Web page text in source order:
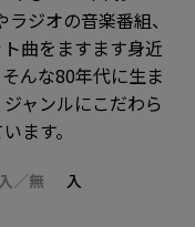
ジオの音楽番組、
曲をますます身近
んな80年代に生ま
ャンルにこだわら
ます。
／無
入